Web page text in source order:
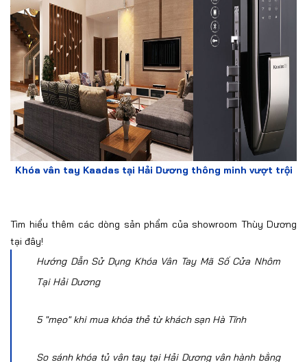
Khóa vân tay Kaadas tại Hải Dương thông minh vượt trội
Tìm hiểu thêm các dòng sản phẩm của showroom Thùy Dương
tại đây!
Hướng Dẫn Sử Dụng Khóa Vân Tay Mã Số Cửa Nhôm
Tại Hải Dương
5 "mẹo" khi mua khóa thẻ từ khách sạn Hà Tĩnh
So sánh khóa tủ vân tay tại Hải Dương vân hành bằng